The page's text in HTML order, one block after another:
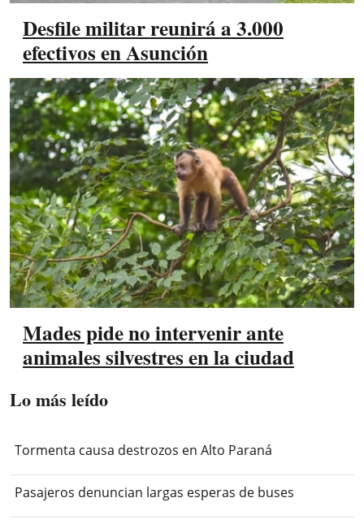
Desfile militar reunirá a 3.000
efectivos en Asunción
Mades pide no intervenir ante
animales silvestres en la ciudad
Lo más leído
Tormenta causa destrozos en Alto Paraná
Pasajeros denuncian largas esperas de buses